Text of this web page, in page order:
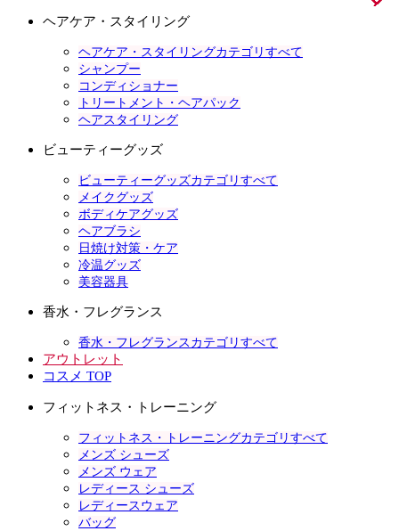
ヘアケア・スタイリング
ヘアケア・スタイリングカテゴリすべて
シャンプー
コンディショナー
トリートメント・ヘアパック
ヘアスタイリング
ビューティーグッズ
ビューティーグッズカテゴリすべて
メイクグッズ
ボディケアグッズ
ヘアブラシ
日焼け対策・ケア
冷温グッズ
美容器具
香水・フレグランス
香水・フレグランスカテゴリすべて
アウトレット
コスメ TOP
フィットネス・トレーニング
フィットネス・トレーニングカテゴリすべて
メンズ シューズ
メンズ ウェア
レディース シューズ
レディースウェア
バッグ